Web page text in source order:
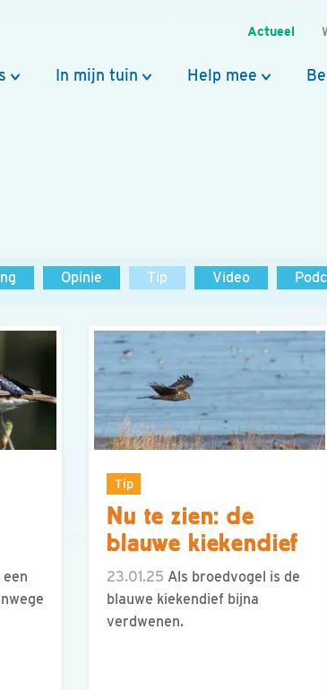
Actueel
In mijn tuin Help mee
Opinie Tip Video
een
Tip
Nu te zien: de
blauwe kiekendief
23.01.25 Als broedvogel is de
blauwe kiekendief bijna
verdwenen.